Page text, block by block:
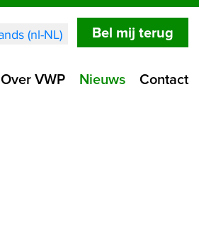
Bel mij terug
Over VWP Nieuws Contact